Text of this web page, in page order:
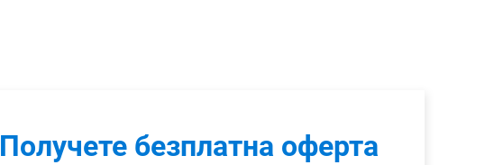
Получете безплатна оферта